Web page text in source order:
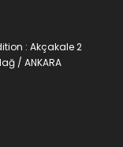
: Akçakale 2
/ ANKARA